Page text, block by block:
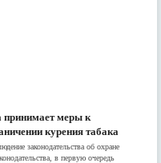
принимает меры к
курения табака
законодательства об охране
в первую очередь